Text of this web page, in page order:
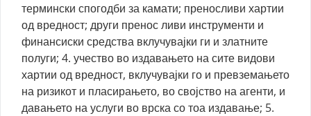
термински спогодби за камати; преносливи хартии
од вредност; други пренос ливи инструменти и
финансиски средства вклучувајки ги и златните
полуги; 4. учество во издавањето на сите видови
хартии од вредност, вклучувајки го и превземањето
на ризикот и пласирањето, во својство на агенти, и
давањето на услуги во врска со тоа издавање; 5.